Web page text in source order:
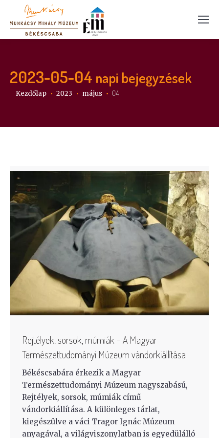
2023-05-04 napi bejegyzések
Itt vagy:
Kezdőlap 2023 május 04
Rejtélyek, sorsok, múmiák – A Magyar
Természettudományi Múzeum vándorkiállítása
Békéscsabára érkezik a Magyar
Természettudományi Múzeum nagyszabású,
Rejtélyek, sorsok, múmiák című
vándorkiállítása. A különleges tárlat,
kiegészülve a váci Tragor Ignác Múzeum
anyagával, a világviszonylatban is egyedülálló